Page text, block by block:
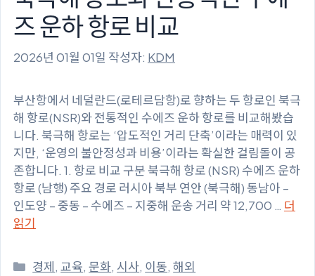
즈 운하 항로 비교
2026년 01월 01일 작성자: KDM
부산항에서 네덜란드(로테르담항)로 향하는 두 항로인 북극
해 항로(NSR)와 전통적인 수에즈 운하 항로를 비교해봤습
니다. 북극해 항로는 ‘압도적인 거리 단축’이라는 매력이 있
지만, ‘운영의 불안정성과 비용’이라는 확실한 걸림돌이 공
존합니다. 1. 항로 비교 구분 북극해 항로 (NSR) 수에즈 운하
항로 (남행) 주요 경로 러시아 북부 연안 (북극해) 동남아 –
인도양 – 중동 – 수에즈 – 지중해 운송 거리 약 12,700 … 더
읽기
카
경제,교육,문화, 시사, 이동,해외